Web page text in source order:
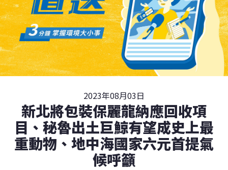
2023年08月03日
新北將包裝保麗龍納應回收項
目、秘魯出土巨鯨有望成史上最
重動物、地中海國家六元首提氣
候呼籲